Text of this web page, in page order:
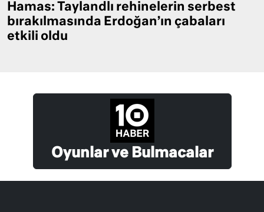
Hamas: Taylandlı rehinelerin serbest
bırakılmasında Erdoğan’ın çabaları
etkili oldu
Oyunlar ve Bulmacalar